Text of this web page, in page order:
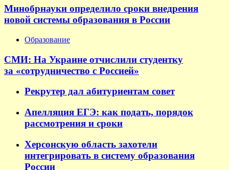
Минобрнауки определило сроки внедрения
новой системы образования в России
Образование
СМИ: На Украине отчислили студентку
за «сотрудничество с Россией»
Рекрутер дал абитуриентам совет
Апелляция ЕГЭ: как подать, порядок
рассмотрения и сроки
Херсонскую область захотели
интегрировать в систему образования
России